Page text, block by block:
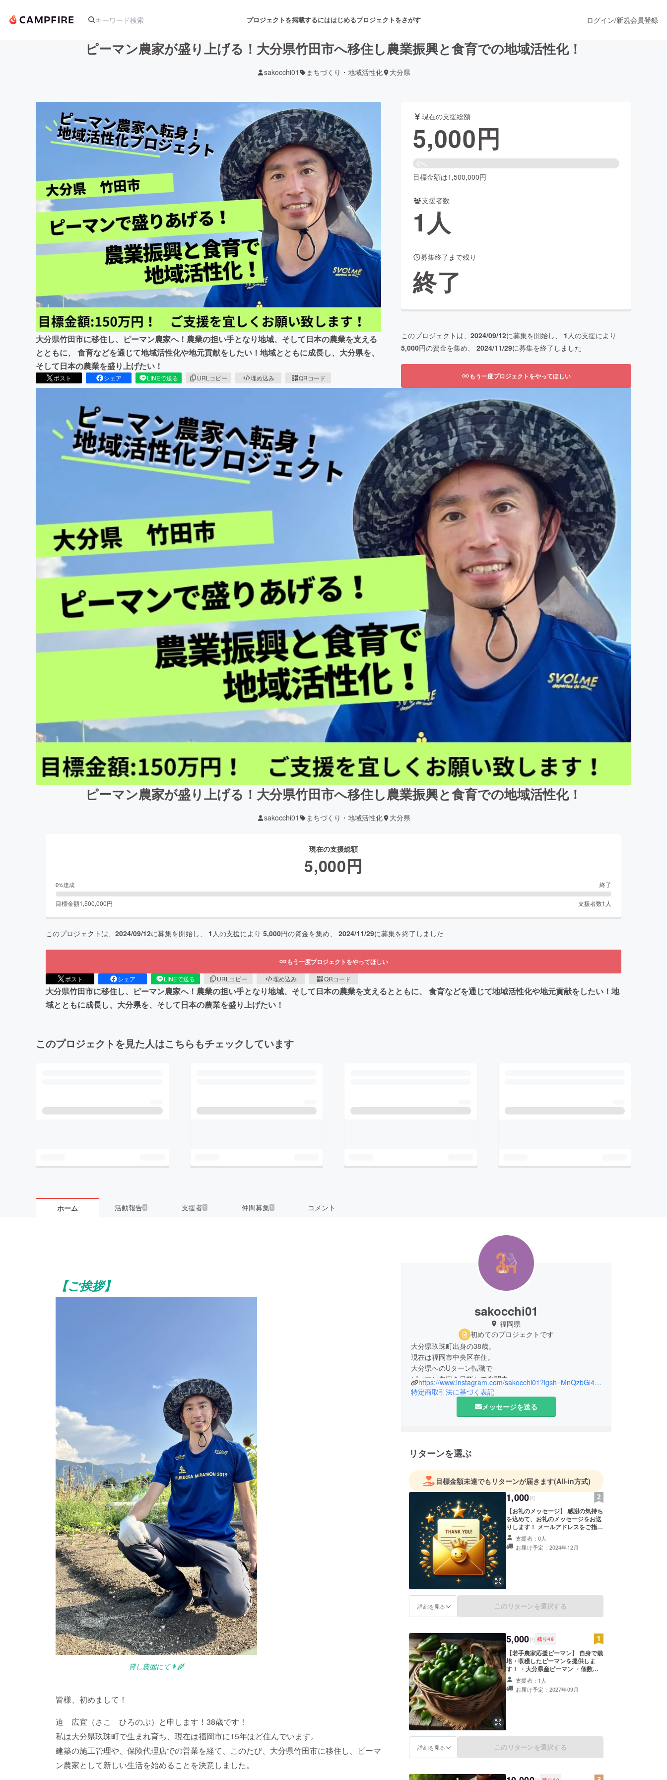
プロジェクトを掲載するにははじめるプロジェクトをさがす
アート・写真 音楽 舞台・パフォーマンス
テクノロジー・ガジェット ゲーム・サービス開発 フード・飲食店
映像・映画 書籍・雑誌出版 アニメ・漫画
ビジネス・起業 チャレンジ ビューティー・ヘルスケア
まちづくり・地域活性化
CAMPFIRE for Social Good CAMPFIRE Creation
CAMPFIREふるさと納税machi-ya コミュニティ
ログイン/新規会員登録
ピーマン農家が盛り上げる！大分県竹田市へ移住し農業振興と食育での地域活性化！
sakocchi01 まちづくり・地域活性化 大分県
大分県竹田市に移住し、ピーマン農家へ！農業の担い手となり地域、そして日本の農業を支える
とともに、 食育などを通じて地域活性化や地元貢献をしたい！地域とともに成長し、大分県を、
そして日本の農業を盛り上げたい！
ポスト シェア LINEで送る URLコピー 埋め込み QRコード
現在の支援総額
5,000円
0%
目標金額は1,500,000円
支援者数
1人
募集終了まで残り
終了
このプロジェクトは、 2024/09/12に募集を開始し、 1 人の支援により
5,000円の資金を集め、 2024/11/29に募集を終了しました
もう一度プロジェクトをやってほしい
ピーマン農家が盛り上げる！大分県竹田市へ移住し農業振興と食育での地域活性化！
sakocchi01 まちづくり・地域活性化 大分県
現在の支援総額
5,000円
0%達成 終了
目標金額1,500,000円 支援者数1 人
このプロジェクトは、 2024/09/12に募集を開始し、 1 人の支援により 5,000円の資金を集め、 2024/11/29に募集を終了しました
もう一度プロジェクトをやってほしい
ポスト シェア LINEで送る URLコピー 埋め込み QRコード
大分県竹田市に移住し、ピーマン農家へ！農業の担い手となり地域、そして日本の農業を支えるとともに、 食育などを通じて地域活性化や地元貢献をしたい！地
域とともに成長し、大分県を、そして日本の農業を盛り上げたい！
このプロジェクトを見た人はこちらもチェックしています
ホーム 活動報告3 支援者 1 仲間募集 1 コメント
【ご挨拶】
貸し農園にて👨‍🌾
皆様、初めまして！
迫 広宜（さこ ひろのぶ）と申します！38歳です！
私は大分県玖珠町で生まれ育ち、現在は福岡市に15年ほど住んでいます。
建築の施工管理や、保険代理店での営業を経て、このたび、大分県竹田市に移住し、ピーマ
ン農家として新しい生活を始めることを決意しました。
sakocchi01
福岡県
初めてのプロジェクトです
大分県玖珠町出身の38歳。
現在は福岡市中央区在住。
大分県へのUターン転職で
ピーマン農家を目指して奮闘中。
https://www.instagram.com/sakocchi01?igsh=MnQzbGl4ZmEzNTZ4&utm_source=qr
特定商取引法に基づく表記
メッセージを送る
リターンを選ぶ
目標金額未達でもリターンが届きます(All-in方式)
1,000円
【お礼のメッセージ】 感謝の気持ち
を込めて、お礼のメッセージをお送
りします！ メールアドレスをご指示
ください！
支援者：0人
お届け予定：2024年12月
詳細を見る このリターンを選択する
5,000円 残り49
【若手農家応援ピーマン】 自身で栽
培・収穫したピーマンを提供しま
す！ ・大分県産ピーマン ・個数：5
個 ※原材料及び添加物等の食品表示
はお届け商品のラベルに表記されま
す。 商品開封前には必ずお届けのリ
支援者：1人
お届け予定：2027年09月
詳細を見る このリターンを選択する